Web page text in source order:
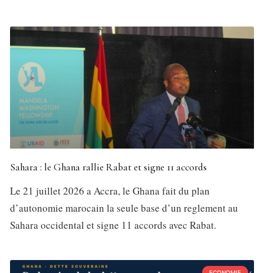
Sahara : le Ghana rallie Rabat et signe 11 accords
Le 21 juillet 2026 a Accra, le Ghana fait du plan
d’autonomie marocain la seule base d’un reglement au
Sahara occidental et signe 11 accords avec Rabat.